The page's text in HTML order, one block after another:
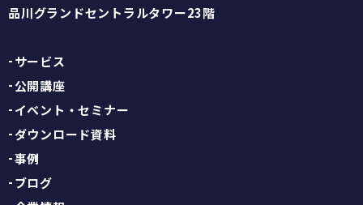
品川グランドセントラルタワー23階
サービス
公開講座
イベント・セミナー
ダウンロード資料
事例
ブログ